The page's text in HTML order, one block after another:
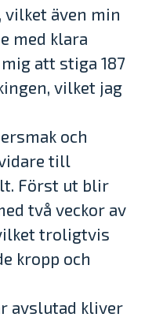
även min
med klara
att stiga 187
vilket jag
och
till
Först ut blir
två veckor av
troligtvis
kropp och
avslutad kliver